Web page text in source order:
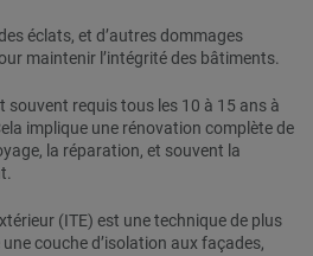
éclats, et d’autres dommages
maintenir l’intégrité des bâtiments.
souvent requis tous les 10 à 15 ans à
implique une rénovation complète de
la réparation, et souvent la
(ITE) est une technique de plus
couche d’isolation aux façades,